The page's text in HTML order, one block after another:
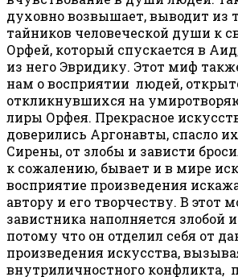
духовно возвышает, выводит из
тайников человеческой души к
Орфей, который спускается в
из него Эвридику. Этот миф
нам о восприятии людей,
откликнувшихся на
лиры Орфея. Прекрасное
доверились Аргонавты, спасло
Сирены, от злобы и зависти
к сожалению, бывает и в мире
восприятие произведения
автору и его творчеству. В этот
завистника наполняется злобой
потому что он отделил себя от
произведения искусства,
внутриличностного конфликта,